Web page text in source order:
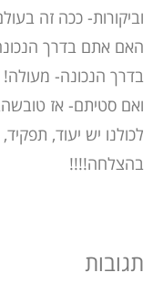
וביקורות- ככה זה
האם אתם בדרך
בדרך הנכונה-
ואם סטיתם- אז
לכולנו יש יעוד,
בהצלחה!!!!
תגובות